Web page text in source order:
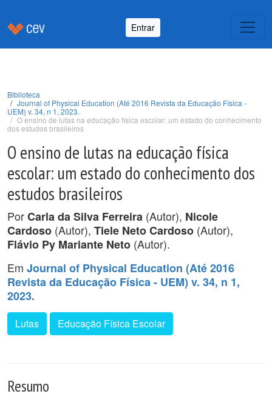
Entrar
Biblioteca
Journal of Physical Education (Até 2016 Revista da Educação Física -
UEM) v. 34, n 1, 2023.
O ensino de lutas na educação física escolar: um estado do conhecimento
dos estudos brasileiros
O ensino de lutas na educação física
escolar: um estado do conhecimento dos
estudos brasileiros
PorCarla da Silva Ferreira (Autor), Nicole
Cardoso (Autor), Tiele Neto Cardoso (Autor),
Flávio Py Mariante Neto (Autor).
Em Journal of Physical Education (Até 2016
Revista da Educação Física - UEM) v. 34, n 1,
2023.
Lutas Educação Física Escolar
Resumo